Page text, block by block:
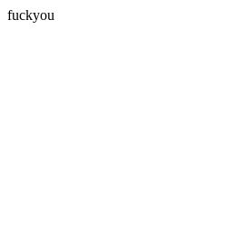
fuckyou